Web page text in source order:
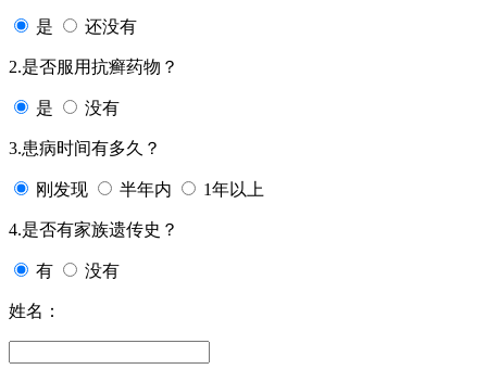
是 还没有
2.是否服用抗癣药物？
是 没有
3.患病时间有多久？
刚发现 半年内 1年以上
4.是否有家族遗传史？
有 没有
姓名：